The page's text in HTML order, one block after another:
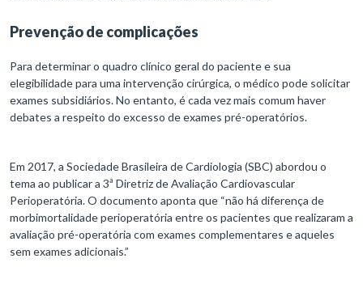
Prevenção de complicações
Para determinar o quadro clínico geral do paciente e sua
elegibilidade para uma intervenção cirúrgica, o médico pode solicitar
exames subsidiários. No entanto, é cada vez mais comum haver
debates a respeito do excesso de exames pré-operatórios.
Em 2017, a Sociedade Brasileira de Cardiologia (SBC) abordou o
tema ao publicar a 3ª Diretriz de Avaliação Cardiovascular
Perioperatória. O documento aponta que “não há diferença de
morbimortalidade perioperatória entre os pacientes que realizaram a
avaliação pré-operatória com exames complementares e aqueles
sem exames adicionais.”